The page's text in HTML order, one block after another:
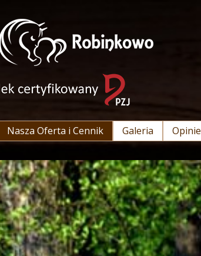
Nasza Oferta i Cennik Galeria Opinie